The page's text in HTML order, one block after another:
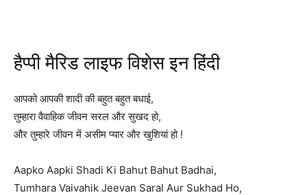
हैप्पी मैरिड लाइफ विशेस इन हिंदी
आपको आपकी शादी की बहुत बहुत बधाई,
तुम्हारा वैवाहिक जीवन सरल और सुखद हो,
और तुम्हारे जीवन में असीम प्यार और खुशियां हो !
Aapko Aapki Shadi Ki Bahut Bahut Badhai,
Tumhara Vaivahik Jeevan Saral Aur Sukhad Ho,